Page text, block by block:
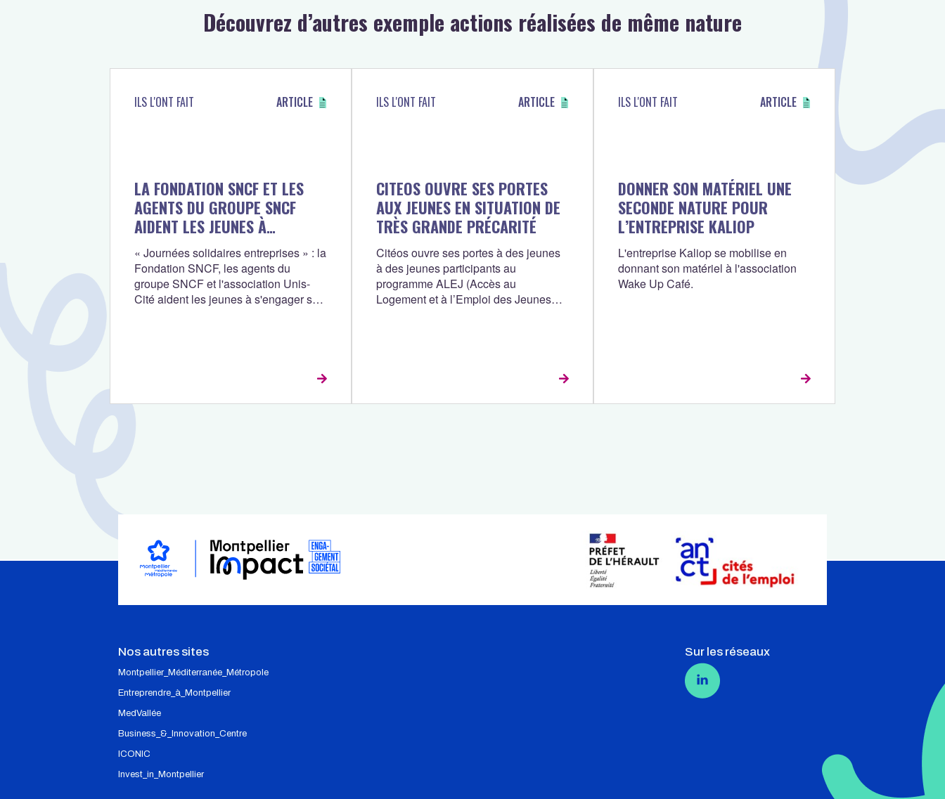
Découvrez d’autres exemple actions réalisées de même nature
ARTICLE
ILS L'ONT FAIT
LA FONDATION SNCF ET LES
AGENTS DU GROUPE SNCF
AIDENT LES JEUNES À
S’ENGAGER SUR LA BONNE
VOIE
« Journées solidaires entreprises » : la
Fondation SNCF, les agents du
groupe SNCF et l'association Unis-
Cité aident les jeunes à s'engager sur
ARTICLE
ILS L'ONT FAIT
CITEOS OUVRE SES PORTES
AUX JEUNES EN SITUATION DE
TRÈS GRANDE PRÉCARITÉ
Citéos ouvre ses portes à des jeunes
à des jeunes participants au
programme ALEJ (Accès au
Logement et à l’Emploi des Jeunes
ARTICLE
ILS L'ONT FAIT
DONNER SON MATÉRIEL UNE
SECONDE NATURE POUR
L’ENTREPRISE KALIOP
L'entreprise Kaliop se mobilise en
donnant son matériel à l'association
Wake Up Café.
Nos autres sites
Montpellier_Méditerranée_Métropole
Entreprendre_à_Montpellier
MedVallée
Business_&_Innovation_Centre
ICONIC
Invest_in_Montpellier
Sur les réseaux